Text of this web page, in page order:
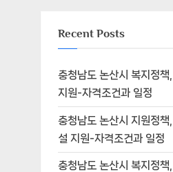
Recent Posts
충청남도 논산시 복지정
지원-자격조건과 일정
충청남도 논산시 지원정책
설 지원-자격조건과 일정
충청남도 논산시 복지정